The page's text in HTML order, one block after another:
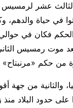
مرنبتاح الابن 13الثالث
في حياة والدهم،
فكان في حوالي
موت رمسيس
من حكم
والثانية من جهة
حدود البلاد منذ